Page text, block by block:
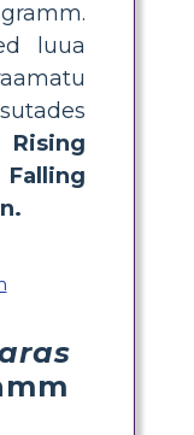
luua
Rising